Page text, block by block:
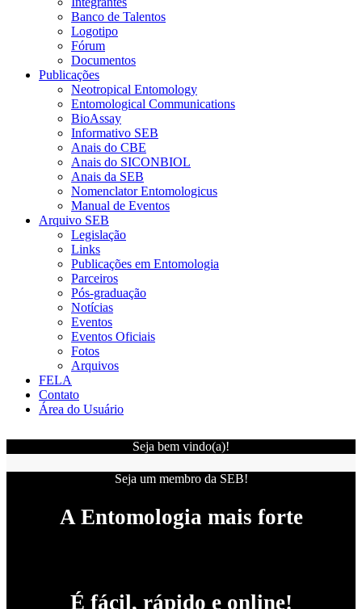
Banco de Talentos
Logotipo
Fórum
Documentos
Publicações
Neotropical Entomology
Entomological Communications
BioAssay
Informativo SEB
Anais do CBE
Anais do SICONBIOL
Anais da SEB
Nomenclator Entomologicus
Manual de Eventos
Arquivo SEB
Legislação
Links
Publicações em Entomologia
Parceiros
Pós-graduação
Notícias
Eventos
Eventos Oficiais
Fotos
Arquivos
FELA
Contato
Área do Usuário
Seja bem vindo(a)!
Seja um membro da SEB!
A Entomologia mais forte
É fácil, rápido e online!